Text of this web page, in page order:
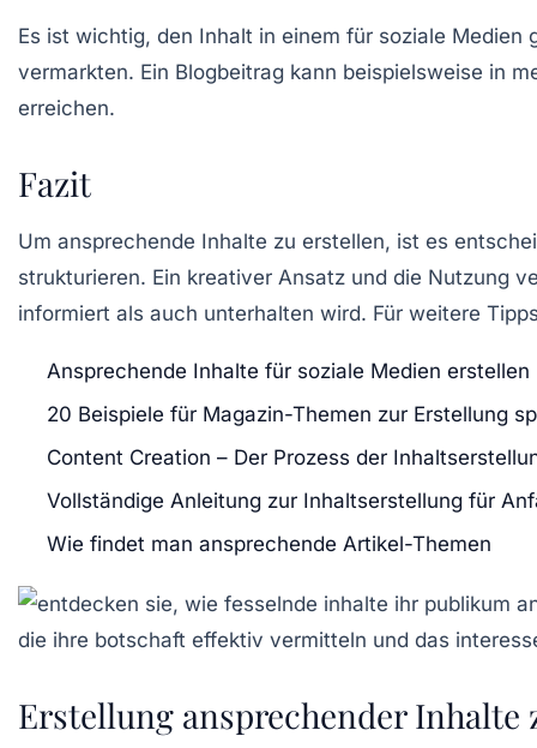
Es ist wichtig, den Inhalt in einem für soziale
vermarkten. Ein Blogbeitrag kann beispielsweise in
erreichen.
Fazit
Um ansprechende Inhalte zu erstellen, ist es
strukturieren. Ein kreativer Ansatz und die Nutzung
informiert als auch unterhalten wird. Für weitere
Ansprechende Inhalte für soziale Medien erstellen
20 Beispiele für Magazin-Themen zur Erstellung
Content Creation – Der Prozess der
Vollständige Anleitung zur Inhaltserstellung für
Wie findet man ansprechende Artikel-Themen
Erstellung ansprechender Inhalte